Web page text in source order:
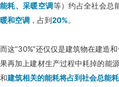
能耗、采暖空调等）约占全社会总
暖和空调 ，占到20%。
而这“30%”还仅仅是建筑物在建造
果再加上建材生产过程中耗掉的能
和建筑相关的能耗将占到社会总能